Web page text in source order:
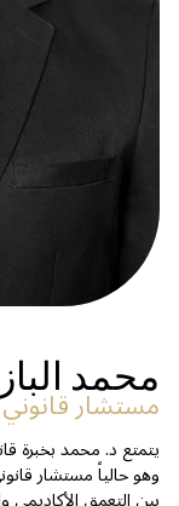
محمد الباز
مستشار
وهو حالياً مستشار